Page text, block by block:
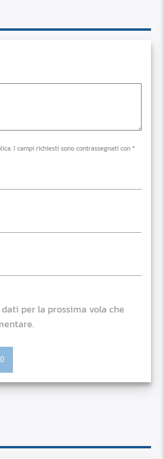
I campi richiesti sono contrassegnati con *
per la prossima vola che